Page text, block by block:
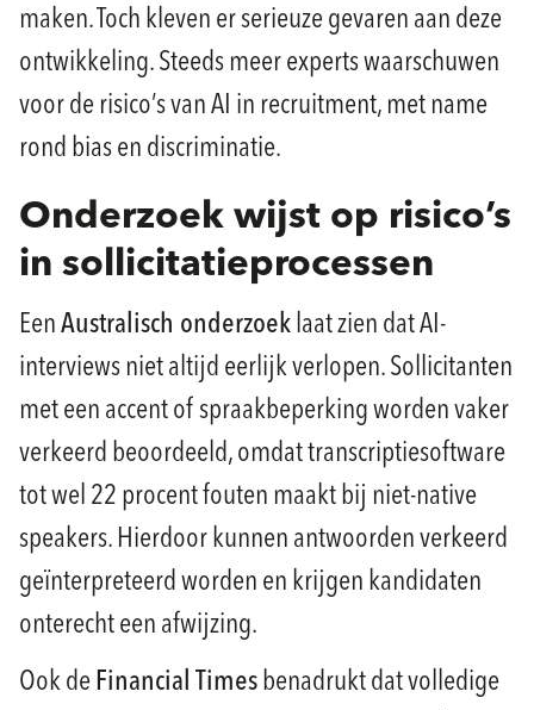
maken. Toch kleven er serieuze gevaren aan deze
ontwikkeling. Steeds meer experts waarschuwen
voor de risico’s van AI in recruitment, met name
rond bias en discriminatie.
Onderzoek wijst op risico’s
in sollicitatieprocessen
Een Australisch onderzoek laat zien dat AI-
interviews niet altijd eerlijk verlopen. Sollicitanten
met een accent of spraakbeperking worden vaker
verkeerd beoordeeld, omdat transcriptiesoftware
tot wel 22 procent fouten maakt bij niet-native
speakers. Hierdoor kunnen antwoorden verkeerd
geïnterpreteerd worden en krijgen kandidaten
onterecht een afwijzing.
Ook de Financial Times benadrukt dat volledige